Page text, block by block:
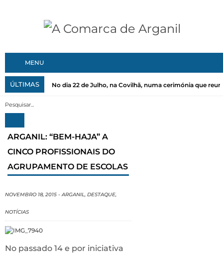
MENU
ÚLTIMAS No dia 22 de Julho, na Covilhã, numa cerimónia que
ARGANIL: “BEM-HAJA” A
CINCO PROFISSIONAIS DO
AGRUPAMENTO DE ESCOLAS
NOVEMBRO 18, 2015 -ARGANIL, DESTAQUE,
NOTÍCIAS
No passado 14 e por iniciativa